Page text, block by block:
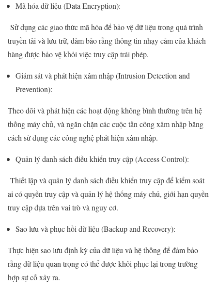
Mã hóa dữ liệu (Data Encryption):
Sử dụng các giao thức mã hóa để bảo vệ dữ liệu trong quá trình
truyền tải và lưu trữ, đảm bảo rằng thông tin nhạy cảm của khách
hàng được bảo vệ khỏi việc truy cập trái phép.
Giám sát và phát hiện xâm nhập (Intrusion Detection and
Prevention):
Theo dõi và phát hiện các hoạt động không bình thường trên hệ
thống máy chủ, và ngăn chặn các cuộc tấn công xâm nhập bằng
cách sử dụng các công nghệ phát hiện xâm nhập.
Quản lý danh sách điều khiển truy cập (Access Control):
Thiết lập và quản lý danh sách điều khiển truy cập để kiểm soát
ai có quyền truy cập và quản lý hệ thống máy chủ, giới hạn quyền
truy cập dựa trên vai trò và nguy cơ.
Sao lưu và phục hồi dữ liệu (Backup and Recovery):
Thực hiện sao lưu định kỳ của dữ liệu và hệ thống để đảm bảo
rằng dữ liệu quan trọng có thể được khôi phục lại trong trường
hợp sự cố xảy ra.